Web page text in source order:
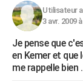
DICTIONNAIRE
Dictionnaire
Biographies
Citations
Expressions
Proverbes
PROGRAMME TV
COPAINS D'AVANT
Utilisateur
3 avr. 2009
Je pense que
en Kemer et
me rappelle bien